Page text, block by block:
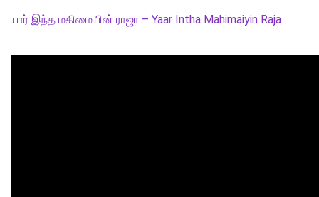
யார் இந்த மகிமையின் ராஜா – Yaar Intha Mahimaiyin Raja